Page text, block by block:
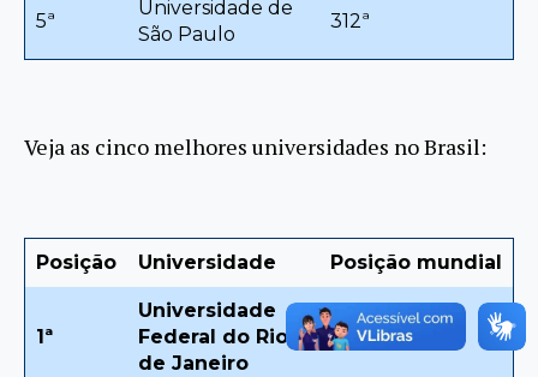
5ª
Universidade de
São Paulo
312ª
Veja as cinco melhores universidades no Brasil:
Posição Universidade Posição mundial
1ª
Universidade
Federal do Rio
de Janeiro
203ª